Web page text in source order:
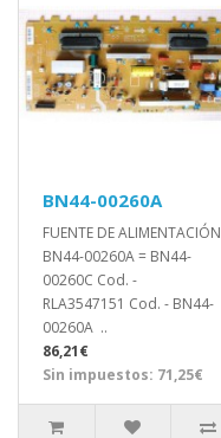
BN44-00260A
FUENTE DE ALIMENTACIÓN
BN44-00260A = BN44-
00260C Cod. -
RLA3547151 Cod. - BN44-
00260A ..
86,21€
Sin impuestos: 71,25€